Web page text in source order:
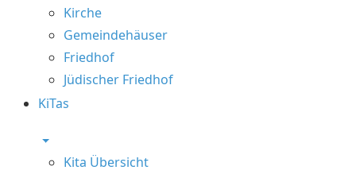
Kirche
Gemeindehäuser
Friedhof
Jüdischer Friedhof
KiTas
Kita Übersicht